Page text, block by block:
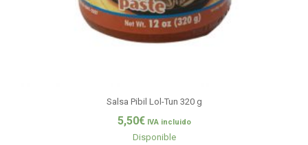
Salsa Pibil Lol-Tun 320 g
5,50€ IVA incluido
Disponible